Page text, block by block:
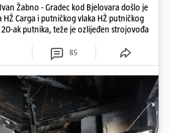
Žabno - Gradec kod Bjelovara došlo je
Carga i putničkog vlaka HŽ putničkog
ak putnika, teže je ozlijeđen strojovođa
85